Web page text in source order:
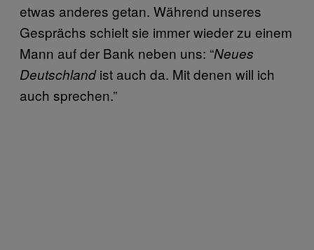
etwas anderes getan. Während unseres
Gesprächs schielt sie immer wieder zu einem
Mann auf der Bank neben uns: “Neues
Deutschlandist auch da. Mit denen will ich
auch sprechen.”